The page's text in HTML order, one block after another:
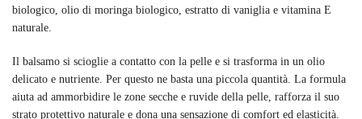
biologico, olio di moringa biologico, estratto di vaniglia e vitamina E
naturale.
Il balsamo si scioglie a contatto con la pelle e si trasforma in un olio
delicato e nutriente. Per questo ne basta una piccola quantità. La formula
aiuta ad ammorbidire le zone secche e ruvide della pelle, rafforza il suo
strato protettivo naturale e dona una sensazione di comfort ed elasticità.